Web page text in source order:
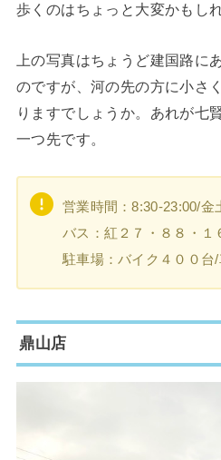
歩くのはちょっと大変かもし
上の写真はちょうど建国路に
のですが、河の先の方に小さ
りますでしょうか。あれが七
一つ先です。
営業時間：8:30-23:00/金
バス：紅２７・８８・１
駐車場：バイク４００台
鼎山店